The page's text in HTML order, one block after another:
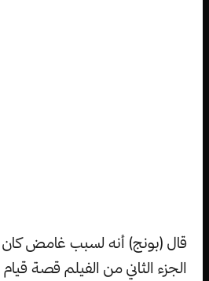
قال (بونج) أنه لسبب غامض كان
الجزء الثاني من الفيلم قصة